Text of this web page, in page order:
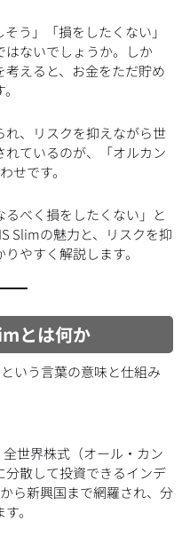
う」「損をしたくない」
はないでしょうか。しか
えると、お金をただ貯め
、リスクを抑えながら世
ているのが、「オルカン
せです。
べく損をしたくない」と
Slimの魅力と、リスクを抑
やすく解説します。
とは何か
いう言葉の意味と仕組み
世界株式（オール・カン
分散して投資できるインデ
ら新興国まで網羅され、分
。